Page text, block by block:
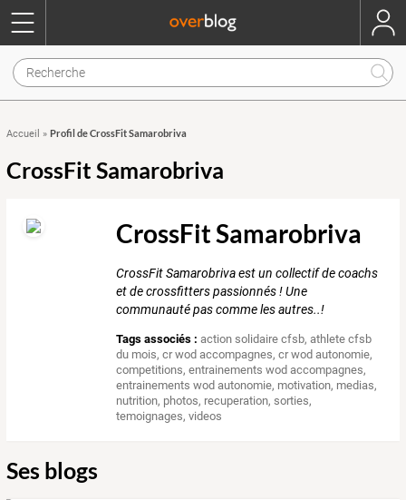
Accueil » Profil de CrossFit Samarobriva
CrossFit Samarobriva
CrossFit Samarobriva
CrossFit Samarobriva est un collectif de coachs
et de crossfitters passionnés ! Une
communauté pas comme les autres..!
Tags associés : action solidaire cfsb,athlete cfsb
du mois,cr wod accompagnes,cr wod autonomie,
competitions,entrainements wod accompagnes,
entrainements wod autonomie, motivation, medias,
nutrition, photos, recuperation,sorties,
temoignages,videos
Ses blogs